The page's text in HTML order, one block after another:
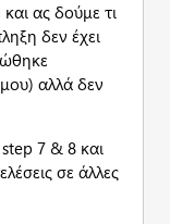
ας δούμε τι
δεν έχει
αλλά δεν
7 & 8 και
σε άλλες